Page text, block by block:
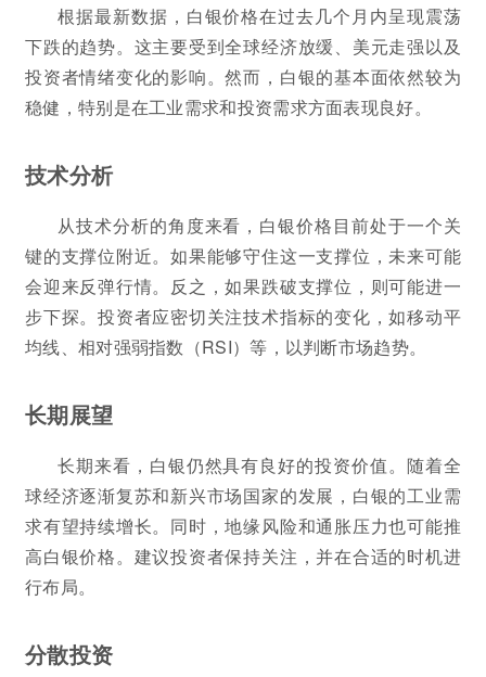
根据最新数据，白银价格在过去几个月内呈现震荡
下跌的趋势。这主要受到全球经济放缓、美元走强以及
投资者情绪变化的影响。然而，白银的基本面依然较为
稳健，特别是在工业需求和投资需求方面表现良好。
技术分析
从技术分析的角度来看，白银价格目前处于一个关
键的支撑位附近。如果能够守住这一支撑位，未来可能
会迎来反弹行情。反之，如果跌破支撑位，则可能进一
步下探。投资者应密切关注技术指标的变化，如移动平
均线、相对强弱指数（RSI）等，以判断市场趋势。
长期展望
长期来看，白银仍然具有良好的投资价值。随着全
球经济逐渐复苏和新兴市场国家的发展，白银的工业需
求有望持续增长。同时，地缘风险和通胀压力也可能推
高白银价格。建议投资者保持关注，并在合适的时机进
行布局。
分散投资